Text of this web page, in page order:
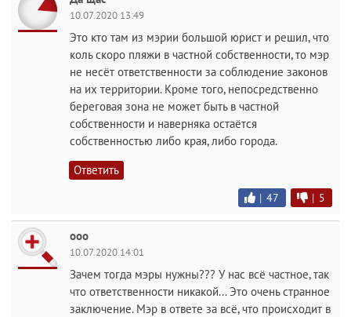
10.07.2020 13:49
Это кто там из мэрии большой юрист и решил, что
коль скоро пляжи в частной собственности, то мэр
не несёт ответственности за соблюдение законов
на их территории. Кроме того, непосредственно
береговая зона не может быть в частной
собственности и наверняка остаётся
собственностью либо края, либо города.
Ответить
| 47 | 5
ооо
10.07.2020 14:01
Зачем тогда мэры нужны??? У нас всё частное, так
что ответственности никакой... Это очень странное
заключение. Мэр в ответе за всё, что происходит в